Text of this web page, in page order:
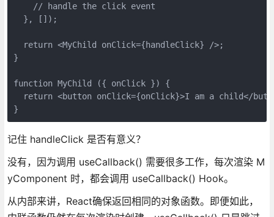
    // handle the click event
  }, []);
  return <MyChild onClick={handleClick} />;
}
function MyChild ({ onClick }) {
return <button onClick={onClick}>I am a child</
}
记住 handleClick 是否有意义？
没有，因为调用 useCallback() 需要很多工作，每次渲染 M
yComponent 时，都会调用 useCallback() Hook。
从内部来讲，React确保返回相同的对象函数。即便如此，